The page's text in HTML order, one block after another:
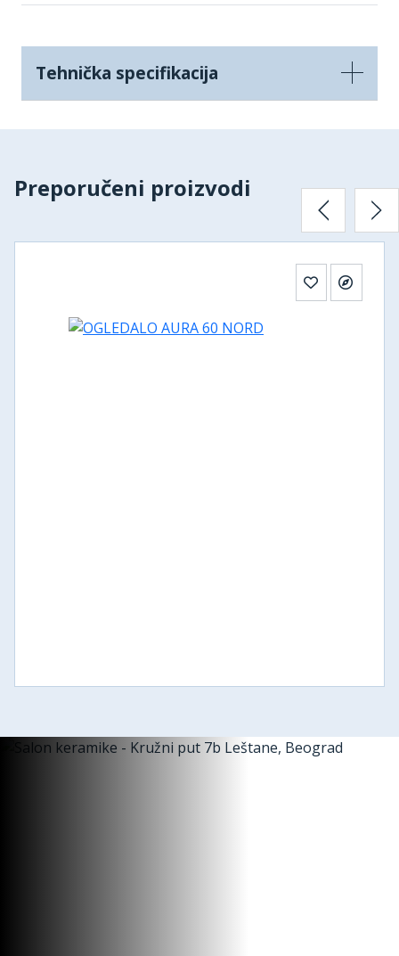
Tehnička specifikacija
Preporučeni proizvodi